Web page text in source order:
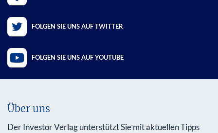
FOLGEN SIE UNS AUF TWITTER
FOLGEN SIE UNS AUF YOUTUBE
Über uns
Der Investor Verlag unterstützt Sie mit aktuellen Tipps